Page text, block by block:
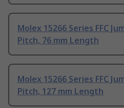
Molex 15266 Series FFC
Pitch, 76 mm Length
Molex 15266 Series FFC
Pitch, 127 mm Length